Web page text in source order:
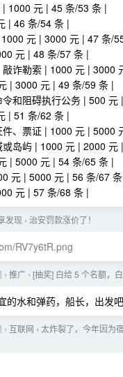
1000 元 | 45 条/53 条 |
| 46 条/54 条 |
元 | 3000 元 | 47 条/
元 | 48 条/57 条 |
诈勒索 | 1000 元 | 3000
| 3000 元 | 49 条/59 条 |
和阻碍执行公务 | 500
| 51 条/62 条 |
、票证 | 1000 元 | 5000
岛屿 | 1000 元 | 2000 元
| 5000 元 | 54 条/65 条 |
元 | 5000 元 | 56 条/67
元 | 57 条/68 条 |
发现 › 治安罚款涨价了！
RV7y6tR.png
› 推广 › [抽奖] 白给 5 个名额，
水和弹药，船长，出发吧
› 互联网 › 太炸裂了，今年因为